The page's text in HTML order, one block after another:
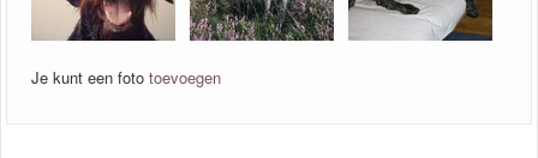
Je kunt een foto toevoegen